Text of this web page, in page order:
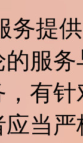
务提
服
有
当